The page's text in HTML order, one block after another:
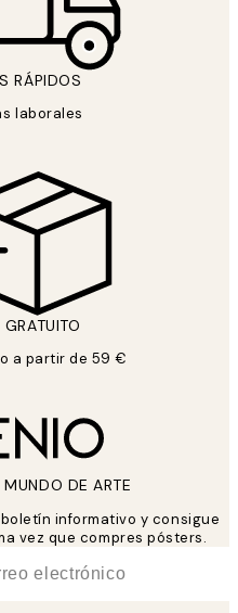
RÁPIDOS
laborales
a partir de 59 €
DE ARTE
informativo y consigue
vez que compres pósters.